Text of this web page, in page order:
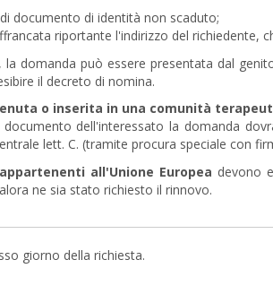
documento di identità non scaduto;
riportante l'indirizzo del richiedente,
, la domanda può essere presentata dal
il decreto di nomina.
o inserita in una comunità
dell'interessato la domanda
lett. C. (tramite procura speciale con
all'Unione Europea devono
ne sia stato richiesto il rinnovo.
giorno della richiesta.